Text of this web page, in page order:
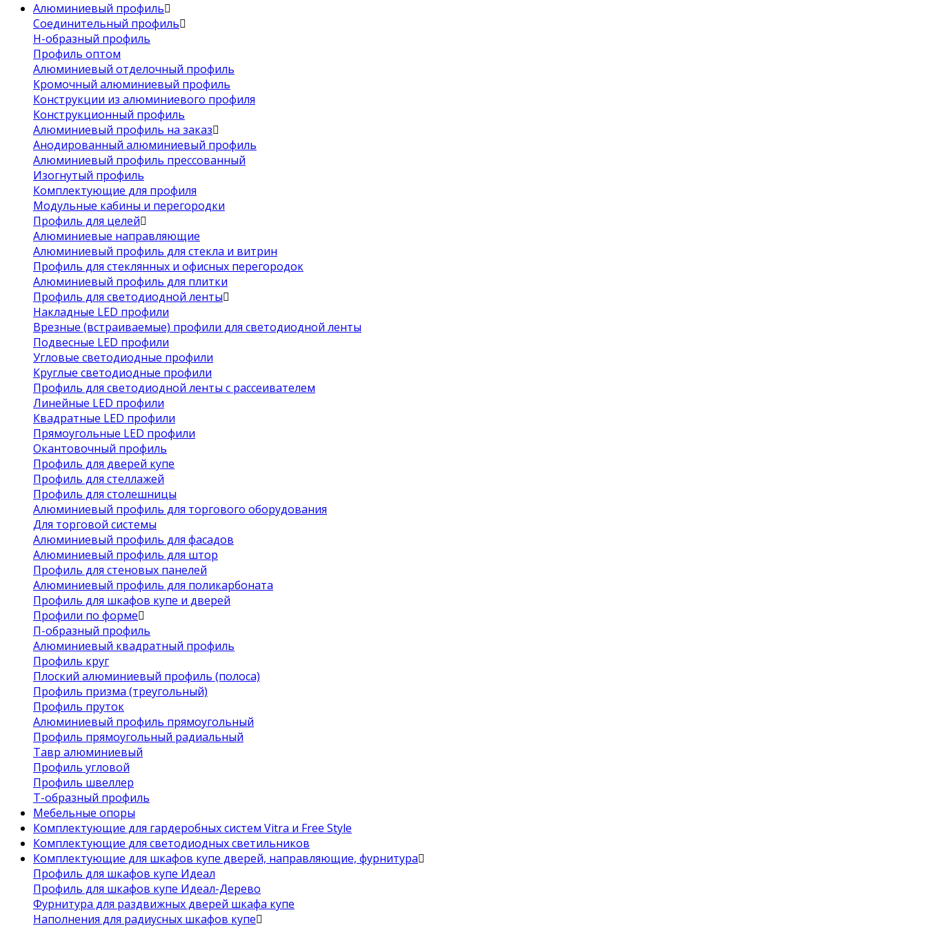
Алюминиевый профиль
Соединительный профиль
Н-образный профиль
Профиль оптом
Алюминиевый отделочный профиль
Кромочный алюминиевый профиль
Конструкции из алюминиевого профиля
Конструкционный профиль
Алюминиевый профиль на заказ
Анодированный алюминиевый профиль
Алюминиевый профиль прессованный
Изогнутый профиль
Комплектующие для профиля
Модульные кабины и перегородки
Профиль для целей
Алюминиевые направляющие
Алюминиевый профиль для стекла и витрин
Профиль для стеклянных и офисных перегородок
Алюминиевый профиль для плитки
Профиль для светодиодной ленты
Накладные LED профили
Врезные (встраиваемые) профили для светодиодной ленты
Подвесные LED профили
Угловые светодиодные профили
Круглые светодиодные профили
Профиль для светодиодной ленты с рассеивателем
Линейные LED профили
Квадратные LED профили
Прямоугольные LED профили
Окантовочный профиль
Профиль для дверей купе
Профиль для стеллажей
Профиль для столешницы
Алюминиевый профиль для торгового оборудования
Для торговой системы
Алюминиевый профиль для фасадов
Алюминиевый профиль для штор
Профиль для стеновых панелей
Алюминиевый профиль для поликарбоната
Профиль для шкафов купе и дверей
Профили по форме
П-образный профиль
Алюминиевый квадратный профиль
Профиль круг
Плоский алюминиевый профиль (полоса)
Профиль призма (треугольный)
Профиль пруток
Алюминиевый профиль прямоугольный
Профиль прямоугольный радиальный
Тавр алюминиевый
Профиль угловой
Профиль швеллер
Т-образный профиль
Мебельные опоры
Комплектующие для гардеробных систем Vitra и Free Style
Комплектующие для светодиодных светильников
Комплектующие для шкафов купе дверей, направляющие, фурнитура
Профиль для шкафов купе Идеал
Профиль для шкафов купе Идеал-Дерево
Фурнитура для раздвижных дверей шкафа купе
Наполнения для радиусных шкафов купе